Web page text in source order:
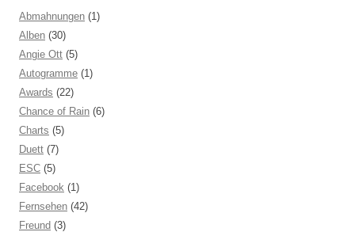
Abmahnungen (1)
Alben (30)
Angie Ott (5)
Autogramme (1)
Awards (22)
Chance of Rain (6)
Charts (5)
Duett (7)
ESC (5)
Facebook (1)
Fernsehen (42)
Freund (3)